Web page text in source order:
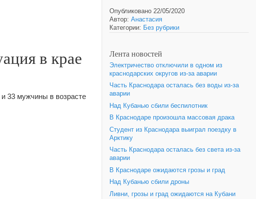
в крае
33 мужчины в возрасте
Опубликовано 22/05/2020
Автор: Анастасия
Категории: Без рубрики
Лента новостей
Электричество отключили в одном из
краснодарских округов из-за аварии
Часть Краснодара осталась без воды из-за
аварии
Над Кубанью сбили беспилотник
В Краснодаре произошла массовая драка
Студент из Краснодара выиграл поездку в
Арктику
Часть Краснодара осталась без света из-за
аварии
В Краснодаре ожидаются грозы и град
Над Кубанью сбили дроны
Ливни, грозы и град ожидаются на Кубани